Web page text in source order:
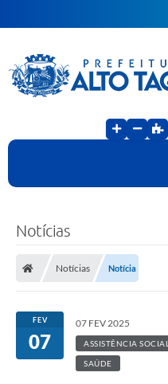
Notícias
Notícias Notícia
FEV
07
07 FEV 2025
ASSISTÊNCIA SOCIAL
SAÚDE